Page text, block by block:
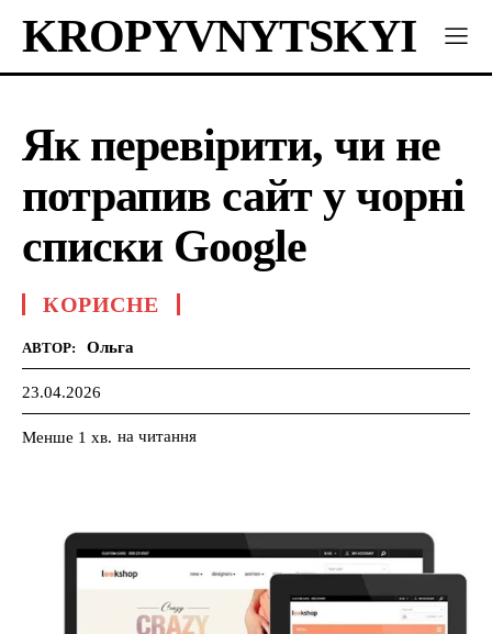
KROPYVNYTSKYI
Як перевірити, чи не
потрапив сайт у чорні
списки Google
КОРИСНЕ
АВТОР: Ольга
23.04.2026
Менше 1 хв. на читання